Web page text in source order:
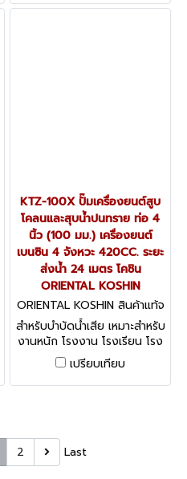
เคลื่อนย้ายตามจุดต่างๆ
KTZ-100X ปั๊มเครื่องยนต์สูบ
โคลนและสุบน้ำปนทราย ท่อ 4
นิ้ว (100 มม.) เครื่องยนต์
เบนซิน 4 จังหวะ 420CC. ระยะ
ส่งน้ำ 24 เมตร โคชิน
ORIENTAL KOSHIN
ORIENTAL KOSHIN สินค้าแท้จ
ากโรงงานผู้ผลิต KTZ-100X
สำหรับบำบัดน้ำเสีย เหมาะสำหรับ
งานหนัก โรงงาน โรงเรียน โรง
พยาบาล โรงนา อุปกรณ์
การเกษตร ฯลฯ สะดวกต่อการ
เคลื่อนย้ายตามจุดต่างๆ
เปรียบเทียบ
2 Last